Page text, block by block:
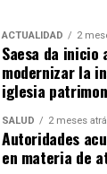
ACTUALIDAD 2
Saesa da inicio
modernizar la
iglesia
SALUD 2 meses
Autoridades
en materia de